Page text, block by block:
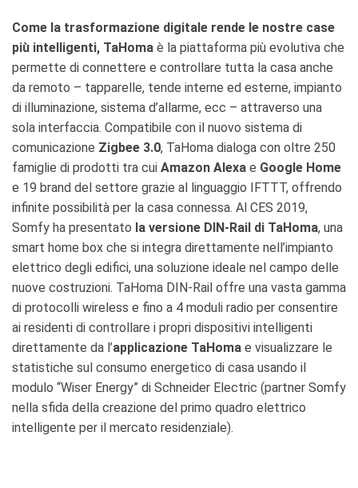
Come la trasformazione digitale rende le nostre case
più intelligenti, TaHoma è la piattaforma più evolutiva che
permette di connettere e controllare tutta la casa anche
da remoto – tapparelle, tende interne ed esterne, impianto
di illuminazione, sistema d’allarme, ecc – attraverso una
sola interfaccia. Compatibile con il nuovo sistema di
comunicazione Zigbee 3.0, TaHoma dialoga con oltre 250
famiglie di prodotti tra cui Amazon Alexa e Google Home
e 19 brand del settore grazie al linguaggio IFTTT, offrendo
infinite possibilità per la casa connessa. Al CES 2019,
Somfy ha presentato la versione DIN-Rail di TaHoma, una
smart home box che si integra direttamente nell’impianto
elettrico degli edifici, una soluzione ideale nel campo delle
nuove costruzioni. TaHoma DIN-Rail offre una vasta gamma
di protocolli wireless e fino a 4 moduli radio per consentire
ai residenti di controllare i propri dispositivi intelligenti
direttamente da l’applicazione TaHoma e visualizzare le
statistiche sul consumo energetico di casa usando il
modulo “Wiser Energy” di Schneider Electric (partner Somfy
nella sfida della creazione del primo quadro elettrico
intelligente per il mercato residenziale).